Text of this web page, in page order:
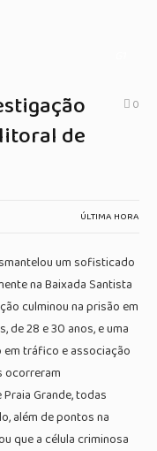
de
0
ÚLTIMA HORA
um sofisticado
na Baixada Santista
culminou na prisão em
28 e 30 anos, e uma
em tráfico e associação
ocorreram
Grande, todas
além de pontos na
que a célula criminosa